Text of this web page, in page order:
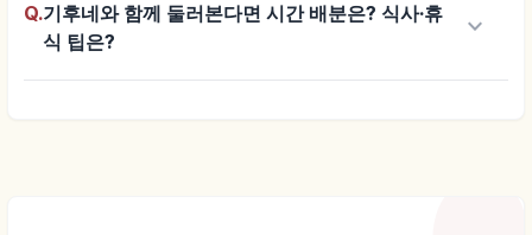
Q.기후네와 함께 둘러본다면 시간 배분은? 식사·휴
식 팁은?
keyboard_arrow_down